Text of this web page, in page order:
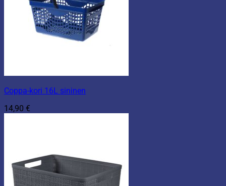
Coppa-kori 16L sininen
14,90 €